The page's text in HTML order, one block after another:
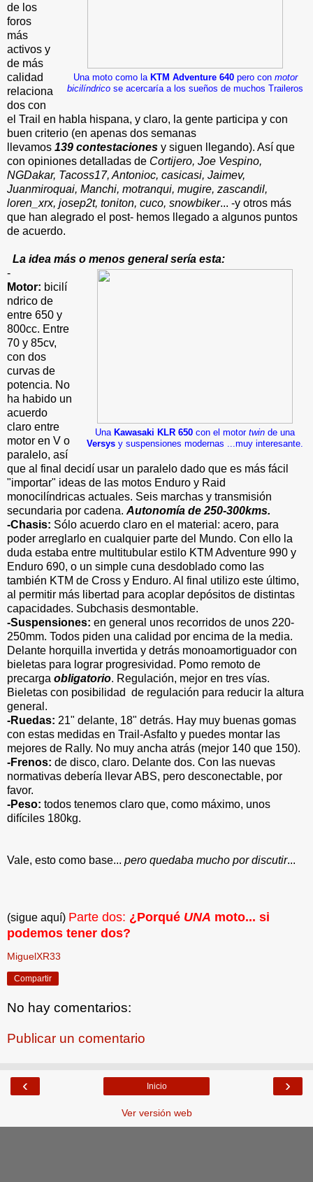
Una moto como la KTM Adventure 640pero con motor
bicilíndrico se acercaría a los sueños de muchos Traileros
de los
foros
más
activos y
de más
calidad
relaciona
dos con
el Trail en habla hispana, y claro, la gente participa y con
buen criterio (en apenas dos semanas
llevamos 139 contestaciones y siguen llegando). Así que
con opiniones detalladas de Cortijero, Joe Vespino,
NGDakar, Tacoss17, Antonioc, casicasi, Jaimev,
Juanmiroquai, Manchi, motranqui, mugire, zascandil,
loren_xrx, josep2t, toniton, cuco, snowbiker... -y otros más
que han alegrado el post- hemos llegado a algunos puntos
de acuerdo.
La idea más o menos general sería esta:
Una Kawasaki KLR 650 con el motor twin de una
Versys y suspensiones modernas ...muy interesante.
-
Motor: bicilí
ndrico de
entre 650 y
800cc. Entre
70 y 85cv,
con dos
curvas de
potencia. No
ha habido un
acuerdo
claro entre
motor en V o
paralelo, así
que al final decidí usar un paralelo dado que es más fácil
"importar" ideas de las motos Enduro y Raid
monocilíndricas actuales. Seis marchas y transmisión
secundaria por cadena. Autonomía de 250-300kms.
-Chasis: Sólo acuerdo claro en el material: acero, para
poder arreglarlo en cualquier parte del Mundo. Con ello la
duda estaba entre multitubular estilo KTM Adventure 990 y
Enduro 690, o un simple cuna desdoblado como las
también KTM de Cross y Enduro. Al final utilizo este último,
al permitir más libertad para acoplar depósitos de distintas
capacidades. Subchasis desmontable.
-Suspensiones: en general unos recorridos de unos 220-
250mm. Todos piden una calidad por encima de la media.
Delante horquilla invertida y detrás monoamortiguador con
bieletas para lograr progresividad. Pomo remoto de
precarga obligatorio. Regulación, mejor en tres vías.
Bieletas con posibilidad de regulación para reducir la altura
general.
-Ruedas: 21" delante, 18" detrás. Hay muy buenas gomas
con estas medidas en Trail-Asfalto y puedes montar las
mejores de Rally. No muy ancha atrás (mejor 140 que 150).
-Frenos: de disco, claro. Delante dos. Con las nuevas
normativas debería llevar ABS, pero desconectable, por
favor.
-Peso: todos tenemos claro que, como máximo, unos
difíciles 180kg.
Vale, esto como base... pero quedaba mucho por discutir...
(sigue aquí) Parte dos: ¿Porqué UNA moto... si
podemos tener dos?
MiguelXR33
Compartir
No hay comentarios:
Publicar un comentario
‹ ›
Inicio
Ver versión web